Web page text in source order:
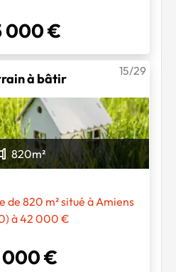
Chargement...
000 €
à bâtir
15/29
820m²
820 m² situé à Amiens
à 42 000 €
000 €